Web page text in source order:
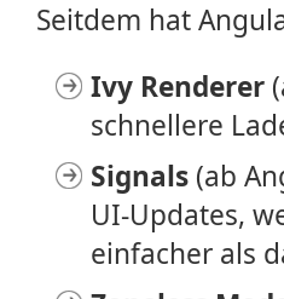
Seitdem hat
Ivy Renderer
schnellere
Signals (ab
UI-Updates,
einfacher als